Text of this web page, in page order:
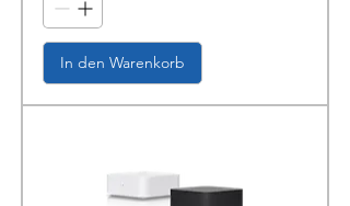
In den Warenkorb